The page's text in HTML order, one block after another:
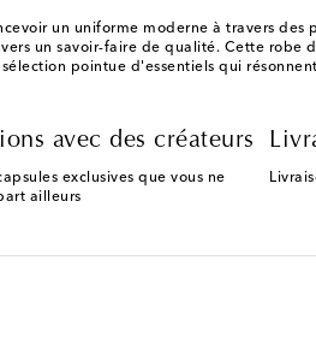
un uniforme moderne à travers
un savoir-faire de qualité. Cette
pointue d'essentiels qui
avec des créateurs
exclusives que vous ne
ailleurs